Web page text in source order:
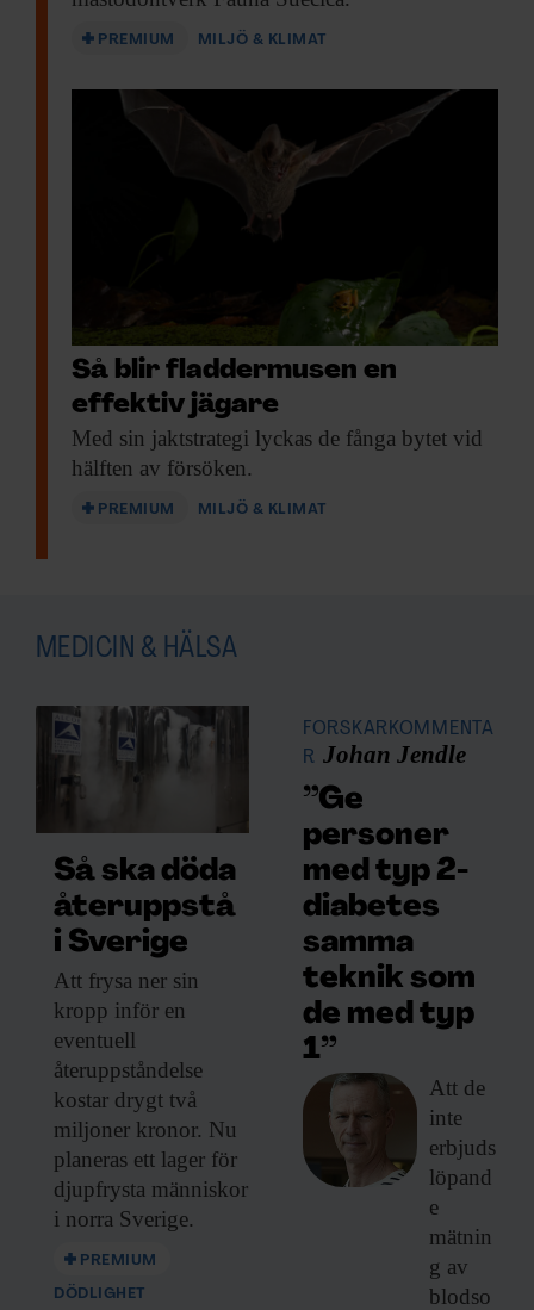
PREMIUM MILJÖ & KLIMAT
Så blir fladdermusen en
effektiv jägare
Med sin jaktstrategi lyckas de fånga bytet vid
hälften av försöken.
PREMIUM MILJÖ & KLIMAT
MEDICIN & HÄLSA
Så ska döda
återuppstå
i Sverige
Att frysa ner sin
kropp inför en
eventuell
återuppståndelse
kostar drygt två
miljoner kronor. Nu
planeras ett lager för
djupfrysta människor
i norra Sverige.
PREMIUM
DÖDLIGHET
FORSKARKOMMENTA
R Johan Jendle
”Ge
personer
med typ 2-
diabetes
samma
teknik som
de med typ
1”
Att de
inte
erbjuds
löpand
e
mätnin
g av
blodso